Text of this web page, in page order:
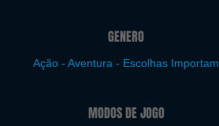
GENERO
Ação - Aventura - Escolhas Importam
MODOS DE JOGO